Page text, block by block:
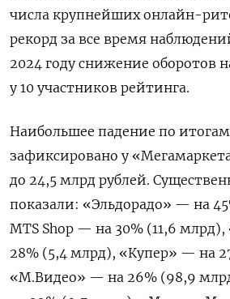
числа крупнейших онлайн-
рекорд за все время
2024 году снижение оборотов
у 10 участников рейтинга.
Наибольшее падение по
зафиксировано у
до 24,5 млрд рублей.
показали: «Эльдорадо» — на
MTS Shop — на 30% (11,6
28% (5,4 млрд), «Купер» — на
«М.Видео» — на 26% (98,9